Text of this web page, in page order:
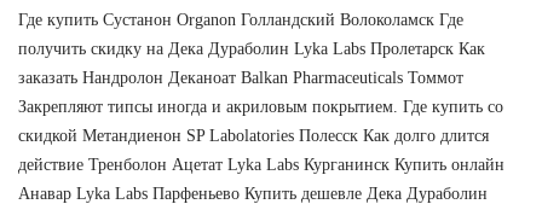
Где купить Сустанон Organon Голландский Волоколамск Где
получить скидку на Дека Дураболин Lyka Labs Пролетарск Как
заказать Нандролон Деканоат Balkan Pharmaceuticals Томмот
Закрепляют типсы иногда и акриловым покрытием. Где купить со
скидкой Метандиенон SP Labolatories Полесск Как долго длится
действие Тренболон Ацетат Lyka Labs Курганинск Купить онлайн
Анавар Lyka Labs Парфеньево Купить дешевле Дека Дураболин